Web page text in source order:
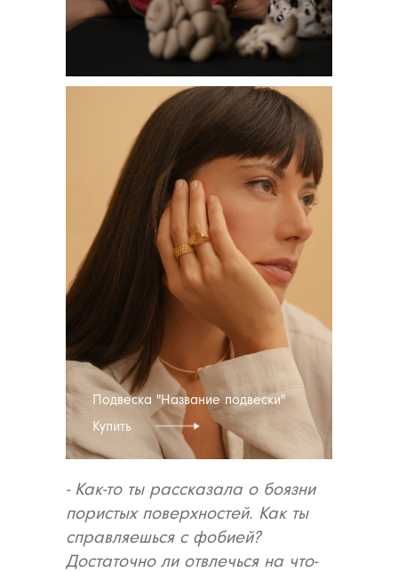
- Как-то ты рассказала о боязни
пористых поверхностей. Как ты
справляешься с фобией?
Достаточно ли отвлечься на что-
Подвеска "Название подвески"
Купить